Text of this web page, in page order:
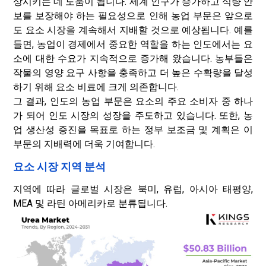
보를 보장해야 하는 필요성으로 인해 농업 부문은 앞으로
도 요소 시장을 계속해서 지배할 것으로 예상됩니다. 예를
들면, 농업이 경제에서 중요한 역할을 하는 인도에서는 요
소에 대한 수요가 지속적으로 증가해 왔습니다. 농부들은
작물의 영양 요구 사항을 충족하고 더 높은 수확량을 달성
하기 위해 요소 비료에 크게 의존합니다.
그 결과, 인도의 농업 부문은 요소의 주요 소비자 중 하나
가 되어 인도 시장의 성장을 주도하고 있습니다. 또한, 농
업 생산성 증진을 목표로 하는 정부 보조금 및 계획은 이
부문의 지배력에 더욱 기여합니다.
요소 시장 지역 분석
지역에 따라 글로벌 시장은 북미, 유럽, 아시아 태평양,
MEA 및 라틴 아메리카로 분류됩니다.